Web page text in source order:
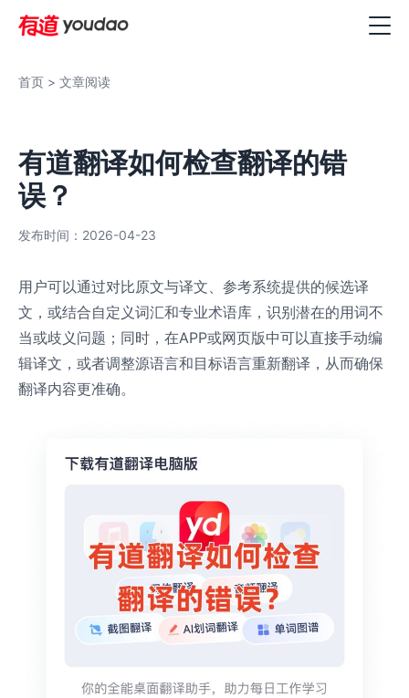
首页 > 文章阅读
有道翻译如何检查翻译的错
误？
发布时间：2026-04-23
用户可以通过对比原文与译文、参考系统提供的候选译
文，或结合自定义词汇和专业术语库，识别潜在的用词不
当或歧义问题；同时，在APP或网页版中可以直接手动编
辑译文，或者调整源语言和目标语言重新翻译，从而确保
翻译内容更准确。